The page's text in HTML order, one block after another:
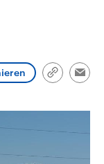
Link